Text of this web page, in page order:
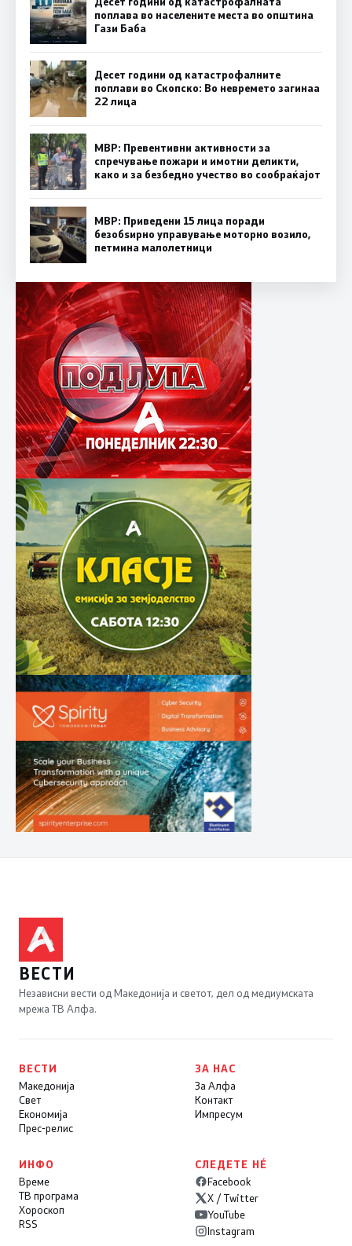
поплава во населените места во општина
Гази Баба
Десет години од катастрофалните
поплави во Скопско: Во невремето загинаа
22 лица
МВР: Превентивни активности за
спречување пожари и имотни деликти,
како и за безбедно учество во сообраќајот
МВР: Приведени 15 лица поради
безобѕирно управување моторно возило,
петмина малолетници
ВЕСТИ
Независни вести од Македонија и светот, дел од медиумската
мрежа ТВ Алфа.
ВЕСТИ
Македонија
Свет
Економија
Прес-релис
ЗА НАС
За Алфа
Контакт
Импресум
ИНФО
Време
ТВ програма
Хороскоп
RSS
СЛЕДЕТЕ НÉ
Facebook
X / Twitter
YouTube
Instagram